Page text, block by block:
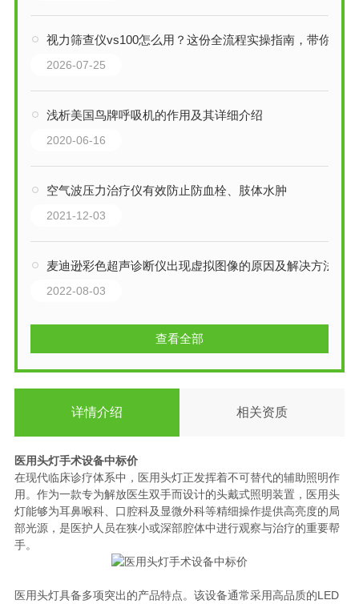
视力筛查仪vs100怎么用？这份全流程实操指南，带你从入门到熟练！
2026-07-25
浅析美国鸟牌呼吸机的作用及其详细介绍
2020-06-16
空气波压力治疗仪有效防止防血栓、肢体水肿
2021-12-03
麦迪逊彩色超声诊断仪出现虚拟图像的原因及解决方法
2022-08-03
查看全部
详情介绍 相关资质
医用头灯手术设备中标价
在现代临床诊疗体系中，医用头灯正发挥着不可替代的辅助照明作
用。作为一款专为解放医生双手而设计的头戴式照明装置，医用头
灯能够为耳鼻喉科、口腔科及显微外科等精细操作提供高亮度的局
部光源，是医护人员在狭小或深部腔体中进行观察与治疗的重要帮
手。
医用头灯具备多项突出的产品特点。该设备通常采用高品质的LED